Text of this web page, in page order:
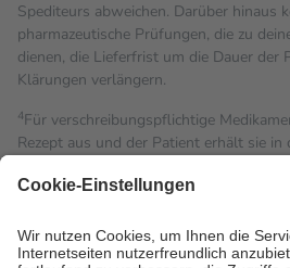
Spediteurs abweichen. Darüber hinaus
pharmazeutische Prüfungen, die zu
dienen, die Lieferfrist um die Dauer der
Klärungen verlängern.
4Für verschreibungspflichtige
Rezept aus und der Patient erhält sie in
Kosten dafür, der Versicherte trägt
Grundsätzlich leisten Mitglieder
Prozent des Abgabepreises,